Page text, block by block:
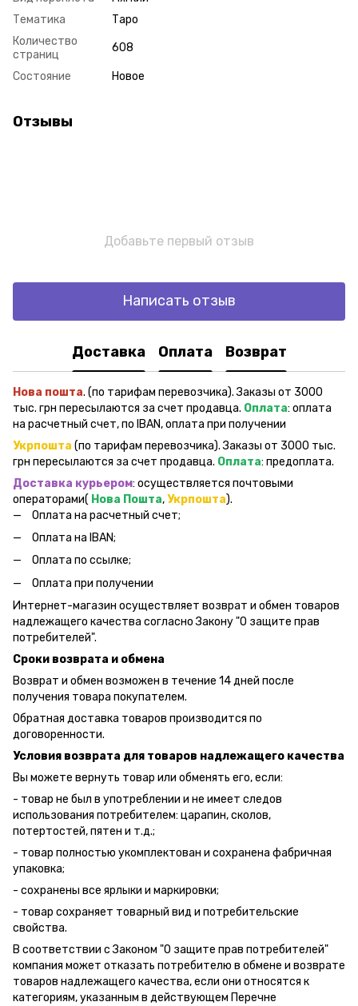
Тематика
Таро
Количество
страниц
608
Состояние Новое
Отзывы
Добавьте первый отзыв
Написать отзыв
Доставка Оплата Возврат
Нова пошта. (по тарифам перевозчика). Заказы от 3000
тыс. грн пересылаются за счет продавца. Оплата: оплата
на расчетный счет, по IBAN, оплата при получении
Укрпошта (по тарифам перевозчика). Заказы от 3000 тыс.
грн пересылаются за счет продавца. Оплата: предоплата.
Доставка курьером: осуществляется почтовыми
операторами( Нова Пошта,Укрпошта).
Оплата на расчетный счет;
Оплата на IBAN;
Оплата по ссылке;
Оплата при получении
Интернет-магазин осуществляет возврат и обмен товаров
надлежащего качества согласно Закону "О защите прав
потребителей".
Сроки возврата и обмена
Возврат и обмен возможен в течение 14 дней после
получения товара покупателем.
Обратная доставка товаров производится по
договоренности.
Условия возврата для товаров надлежащего качества
Вы можете вернуть товар или обменять его, если:
- товар не был в употреблении и не имеет следов
использования потребителем: царапин, сколов,
потертостей, пятен и т.д.;
- товар полностью укомплектован и сохранена фабричная
упаковка;
- сохранены все ярлыки и маркировки;
- товар сохраняет товарный вид и потребительские
свойства.
В соответствии с Законом "О защите прав потребителей"
компания может отказать потребителю в обмене и возврате
товаров надлежащего качества, если они относятся к
категориям, указанным в действующем Перечне